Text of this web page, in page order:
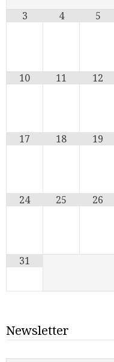
3 4 5
10 11 12
17 18 19
24 25 26
31
Newsletter